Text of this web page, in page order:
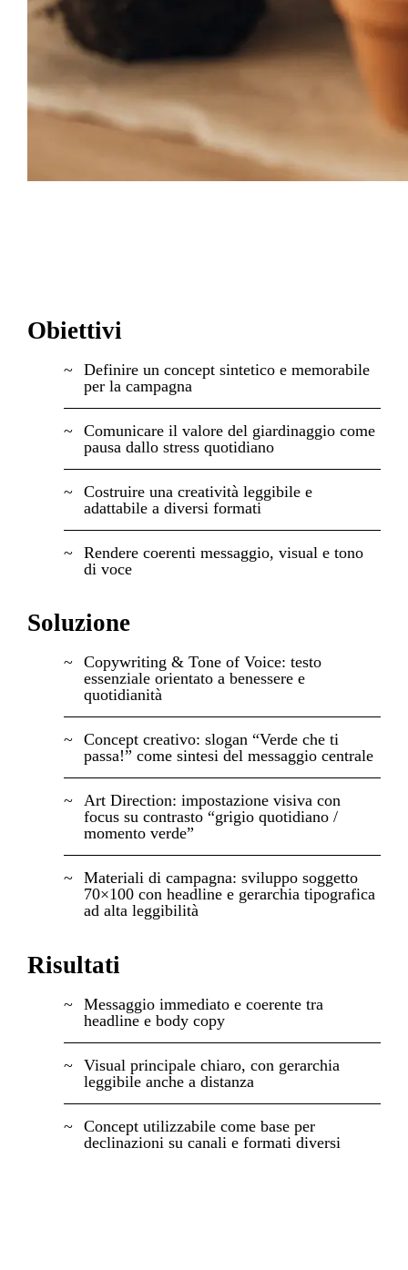
Obiettivi
Definire un concept sintetico e memorabile
per la campagna
Comunicare il valore del giardinaggio come
pausa dallo stress quotidiano
Costruire una creatività leggibile e
adattabile a diversi formati
Rendere coerenti messaggio, visual e tono
di voce
Soluzione
Copywriting & Tone of Voice: testo
essenziale orientato a benessere e
quotidianità
Concept creativo: slogan “Verde che ti
passa!” come sintesi del messaggio centrale
Art Direction: impostazione visiva con
focus su contrasto “grigio quotidiano /
momento verde”
Materiali di campagna: sviluppo soggetto
70×100 con headline e gerarchia tipografica
ad alta leggibilità
Risultati
Messaggio immediato e coerente tra
headline e body copy
Visual principale chiaro, con gerarchia
leggibile anche a distanza
Concept utilizzabile come base per
declinazioni su canali e formati diversi